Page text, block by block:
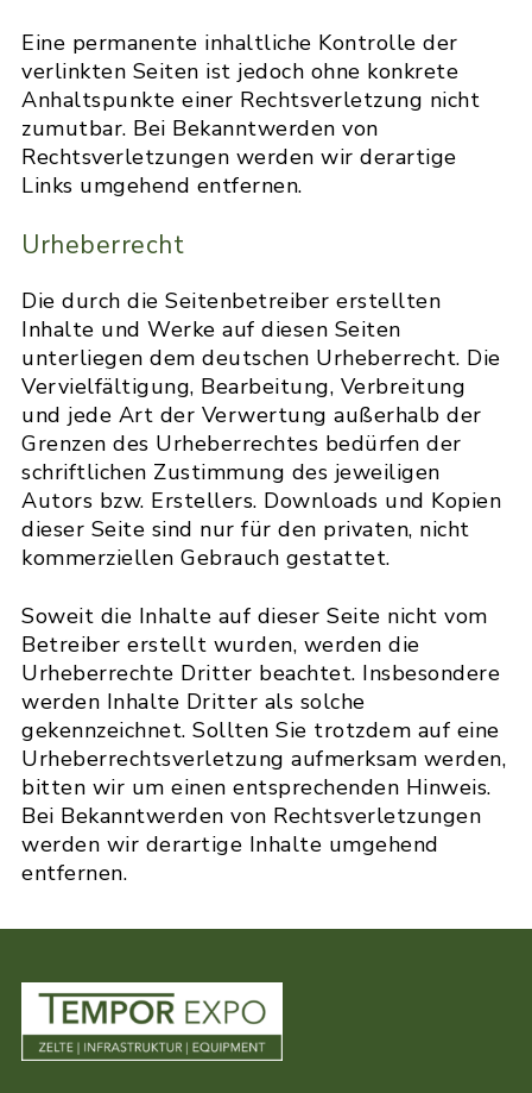
Eine permanente inhaltliche Kontrolle der
verlinkten Seiten ist jedoch ohne konkrete
Anhaltspunkte einer Rechtsverletzung nicht
zumutbar. Bei Bekanntwerden von
Rechtsverletzungen werden wir derartige
Links umgehend entfernen.
Urheberrecht
Die durch die Seitenbetreiber erstellten
Inhalte und Werke auf diesen Seiten
unterliegen dem deutschen Urheberrecht. Die
Vervielfältigung, Bearbeitung, Verbreitung
und jede Art der Verwertung außerhalb der
Grenzen des Urheberrechtes bedürfen der
schriftlichen Zustimmung des jeweiligen
Autors bzw. Erstellers. Downloads und Kopien
dieser Seite sind nur für den privaten, nicht
kommerziellen Gebrauch gestattet.
Soweit die Inhalte auf dieser Seite nicht vom
Betreiber erstellt wurden, werden die
Urheberrechte Dritter beachtet. Insbesondere
werden Inhalte Dritter als solche
gekennzeichnet. Sollten Sie trotzdem auf eine
Urheberrechtsverletzung aufmerksam werden,
bitten wir um einen entsprechenden Hinweis.
Bei Bekanntwerden von Rechtsverletzungen
werden wir derartige Inhalte umgehend
entfernen.